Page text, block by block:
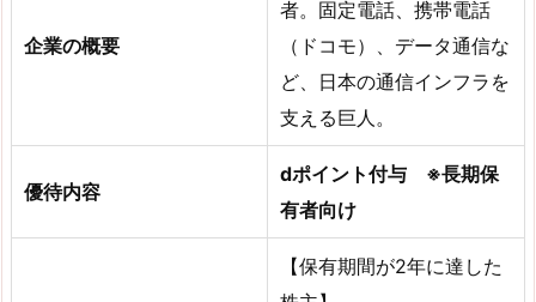
企業の概要
者。固定電話、携帯電話
（ドコモ）、データ通信な
ど、日本の通信インフラを
支える巨人。
優待内容
dポイント付与 ※長期保
有者向け
【保有期間が2年に達した